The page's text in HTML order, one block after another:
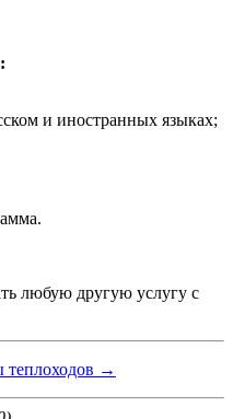
и иностранных языках;
любую другую услугу с
теплоходов →